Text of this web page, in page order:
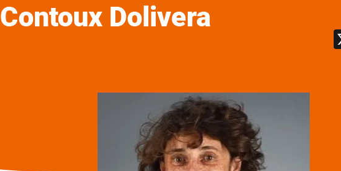
Contoux Dolivera